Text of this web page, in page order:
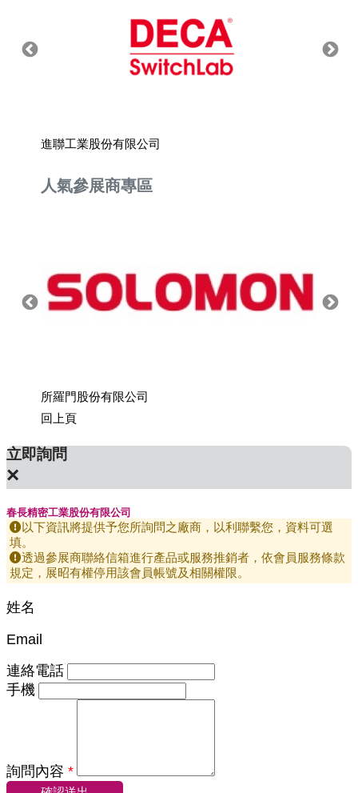
進聯工業股份有限公司
人氣參展商專區
所羅門股份有限公司
回上頁
立即詢問
×
春長精密工業股份有限公司
以下資訊將提供予您所詢問之廠商，以利聯繫您，資料可選
填。
透過參展商聯絡信箱進行產品或服務推銷者，依會員服務條款
規定，展昭有權停用該會員帳號及相關權限。
姓名
Email
連絡電話
手機
詢問內容 *